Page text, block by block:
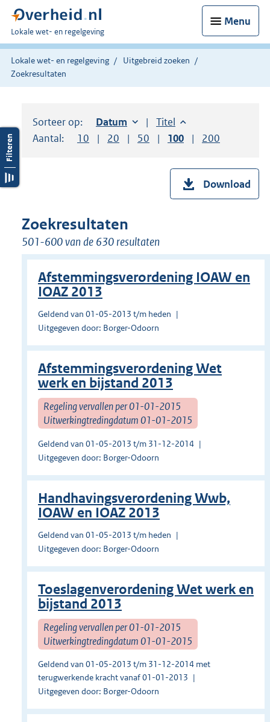
Menu
U
bent
hier:
Lokale wet- en regelgeving
Lokale wet- en regelgeving
Uitgebreid zoeken
Zoekresultaten
Sorteer op: Sorteer op:
Datum oplopendSorteer op:
Titel oplopend
Aantal:
Toon
10 resultaten per pagina
Toon
20 resultaten per pagina
Toon
50 resultaten per pagina
Toon
100 resultaten per
Toon
200
Download
Zoekresultaten
501-600 van de 630 resultaten
Afstemmingsverordening IOAW en
IOAZ 2013
Geldend van 01-05-2013 t/m heden
Uitgegeven door: Borger-Odoorn
Afstemmingsverordening Wet
werk en bijstand 2013
Regeling vervallen per 01-01-2015
Uitwerkingtredingdatum 01-01-2015
Geldend van 01-05-2013 t/m 31-12-2014
Uitgegeven door: Borger-Odoorn
Handhavingsverordening Wwb,
IOAW en IOAZ 2013
Geldend van 01-05-2013 t/m heden
Uitgegeven door: Borger-Odoorn
Toeslagenverordening Wet werk en
bijstand 2013
Regeling vervallen per 01-01-2015
Uitwerkingtredingdatum 01-01-2015
Geldend van 01-05-2013 t/m 31-12-2014 met
terugwerkende kracht vanaf 01-01-2013
Uitgegeven door: Borger-Odoorn